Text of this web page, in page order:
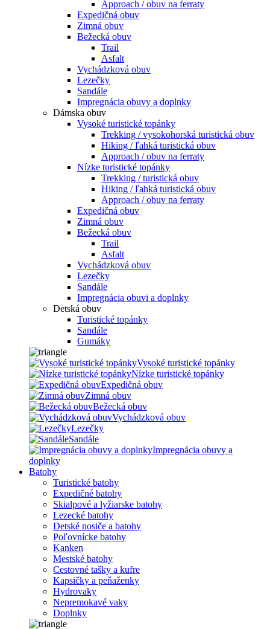
Approach / obuv na ferraty
Expedičná obuv
Zimná obuv
Bežecká obuv
Trail
Asfalt
Vychádzková obuv
Lezečky
Sandále
Impregnácia obuvy a doplnky
Dámska obuv
Vysoké turistické topánky
Trekking / vysokohorská turistická obuv
Hiking / ľahká turistická obuv
Approach / obuv na ferraty
Nízke turistické topánky
Trekking / turistická obuv
Hiking / ľahká turistická obuv
Approach / obuv na ferraty
Expedičná obuv
Zimná obuv
Bežecká obuv
Trail
Asfalt
Vychádzková obuv
Lezečky
Sandále
Impregnácia obuvi a doplnky
Detská obuv
Turistické topánky
Sandále
Gumáky
Vysoké turistické topánky
Nízke turistické topánky
Expedičná obuv
Zimná obuv
Bežecká obuv
Vychádzková obuv
Lezečky
Sandále
Impregnácia obuvy a
doplnky
Batohy
Turistické batohy
Expedičné batohy
Skialpové a lyžiarske batohy
Lezecké batohy
Detské nosiče a batohy
Poľovnícke batohy
Kanken
Mestské batohy
Cestovné tašky a kufre
Kapsičky a peňaženky
Hydrovaky
Nepremokavé vaky
Doplnky